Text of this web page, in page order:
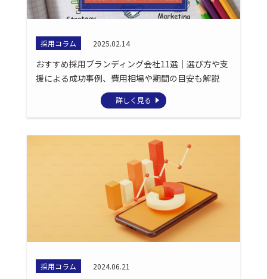
採用コラム 2025.02.14
おすすめ採用ブランディング会社11選｜選び方や支
援による成功事例、費用相場や期間の目安も解説
詳しく見る
採用コラム 2024.06.21